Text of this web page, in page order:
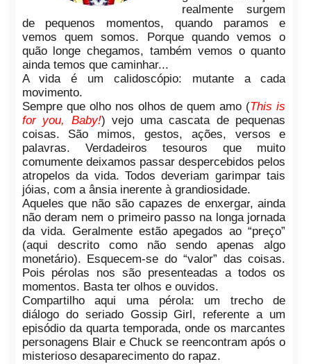
realmente surgem
de pequenos momentos, quando paramos e
vemos quem somos. Porque quando vemos o
quão longe chegamos, também vemos o quanto
ainda temos que caminhar...
A vida é um calidoscópio: mutante a cada
movimento.
Sempre que olho nos olhos de quem amo (This is
for you, Baby!) vejo uma cascata de pequenas
coisas. São mimos, gestos, ações, versos e
palavras. Verdadeiros tesouros que muito
comumente deixamos passar despercebidos pelos
atropelos da vida. Todos deveriam garimpar tais
jóias, com a ânsia inerente à grandiosidade.
Aqueles que não são capazes de enxergar, ainda
não deram nem o primeiro passo na longa jornada
da vida. Geralmente estão apegados ao “preço”
(aqui descrito como não sendo apenas algo
monetário). Esquecem-se do “valor” das coisas.
Pois pérolas nos são presenteadas a todos os
momentos. Basta ter olhos e ouvidos.
Compartilho aqui uma pérola: um trecho de
diálogo do seriado Gossip Girl, referente a um
episódio da quarta temporada, onde os marcantes
personagens Blair e Chuck se reencontram após o
misterioso desaparecimento do rapaz.